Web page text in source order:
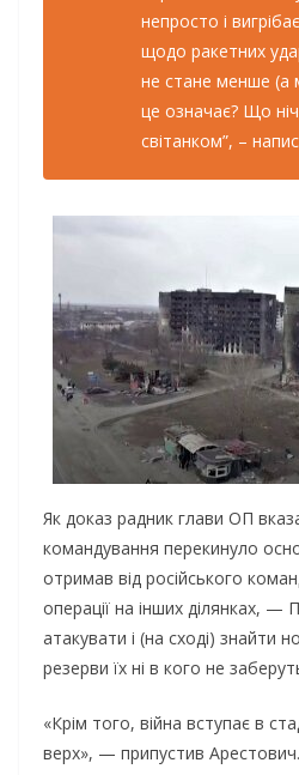
непросто і
щодо ракетних
не стане менше (а
це означає? Що
світанком”, –
Як доказ радник глави ОП
командування перекинуло
отримав від російського
операції на інших ділянках, —
атакувати і (на сході) знайти
резерви їх ні в кого не
«Крім того, війна вступає в
верх», — припустив Арестович.